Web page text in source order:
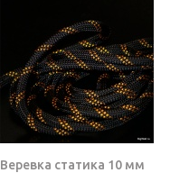
Веревка статика 10 мм